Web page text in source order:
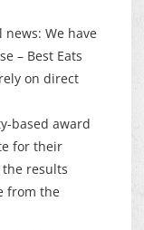
We have
– Best Eats
on direct
based award
for their
the results
from the